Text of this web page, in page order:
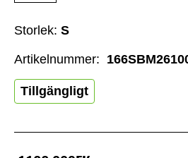
Storlek: S
Tillgängligt
Artikelnummer: